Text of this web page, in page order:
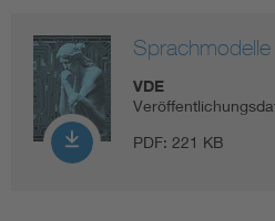
VDE
PDF: 221 KB